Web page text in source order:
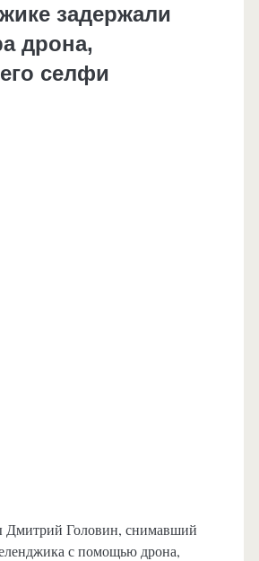
задержали
дрона,
селфи
Головин, снимавший
с помощью дрона,